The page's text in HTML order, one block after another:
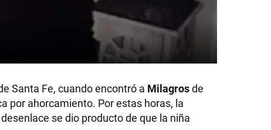
Santa Fe, cuando encontró a Milagrosde
por ahorcamiento. Por estas horas, la
se dio producto de que la niña